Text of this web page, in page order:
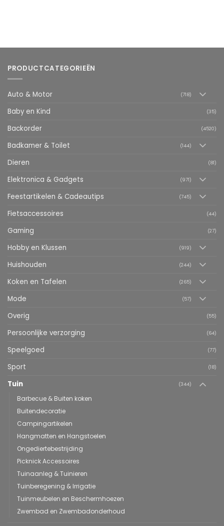
PRODUCTCATEGORIEËN
Auto & Motor (718)
Baby en Kind (35)
Backorder (4520)
Badkamer & Toilet (144)
Dieren (81)
Elektronica & Gadgets (971)
Feestartikelen & Cadeautips (745)
Fietsaccessoires (44)
Gaming (27)
Hobby en Klussen (919)
Huishouden (244)
Koken en Tafelen (265)
Mode (57)
Overig (55)
Persoonlijke verzorging (64)
Speelgoed (77)
Sport (18)
Tuin (344)
Barbecue & Buiten koken
Buitendecoratie
Campingartikelen
Hangmatten en Hangstoelen
Ongediertebestrijding
Picknick Accessoires
Tuinaanleg & Tuinieren
Tuinberegening & Irrigatie
Tuinmeubelen en Beschermhoezen
Zwembad en Zwembadonderhoud